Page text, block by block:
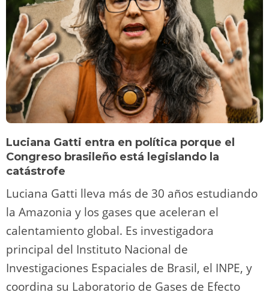
Luciana Gatti entra en política porque el
Congreso brasileño está legislando la
catástrofe
Luciana Gatti lleva más de 30 años estudiando
la Amazonia y los gases que aceleran el
calentamiento global. Es investigadora
principal del Instituto Nacional de
Investigaciones Espaciales de Brasil, el INPE, y
coordina su Laboratorio de Gases de Efecto